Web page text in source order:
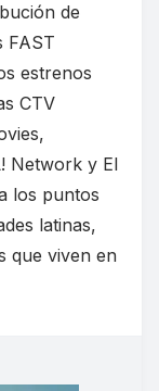
de
FAST
estrenos
CTV
Network y El
los puntos
latinas,
que viven en